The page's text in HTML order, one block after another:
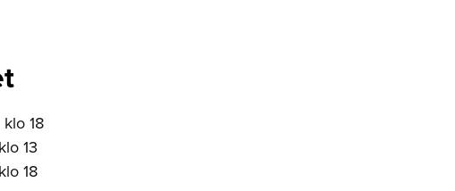
18
13
18